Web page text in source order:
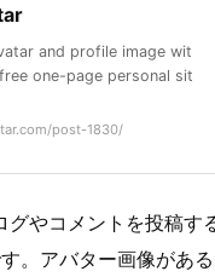
and profile image wit
one-page personal sit
post-1830/
やコメントを投稿す
。アバター画像があ